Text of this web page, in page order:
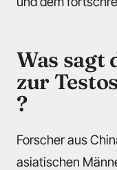
Was sagt
zur
?
Forscher aus
asiatischen